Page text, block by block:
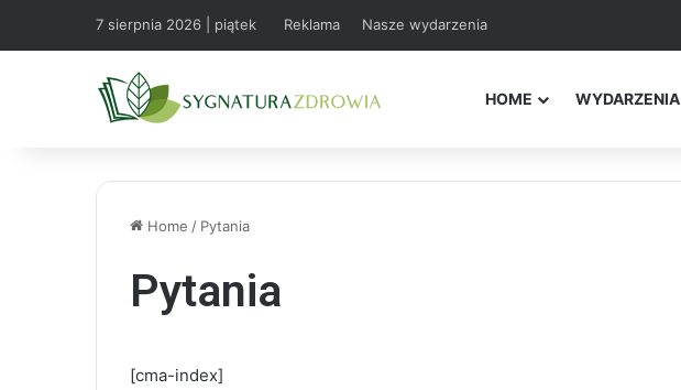
7 sierpnia 2026 | piątek Reklama Nasze wydarzenia
HOME WYDARZENIA
Home / Pytania
Pytania
[cma-index]